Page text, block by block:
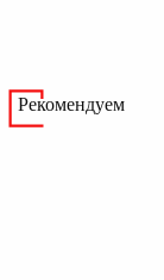
Рекомендуем